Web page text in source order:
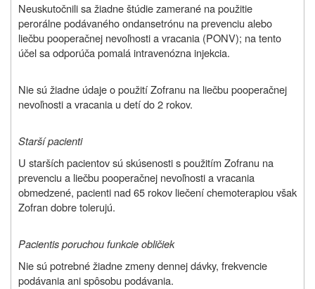
Neuskutočnili sa žiadne štúdie zamerané na použitie
perorálne podávaného ondansetrónu na prevenciu alebo
liečbu pooperačnej nevoľnosti a vracania (PONV); na tento
účel sa odporúča pomalá intravenózna injekcia.
Nie sú žiadne údaje o použití Zofranu na liečbu pooperačnej
nevoľnosti a vracania u detí do 2 rokov.
Starší pacienti
U starších pacientov sú skúsenosti s použitím Zofranu na
prevenciu a liečbu pooperačnej nevoľnosti a vracania
obmedzené, pacienti nad 65 rokov liečení chemoterapiou však
Zofran dobre tolerujú.
Pacientis poruchou funkcie obličiek
Nie sú potrebné žiadne zmeny dennej dávky, frekvencie
podávania ani spôsobu podávania.